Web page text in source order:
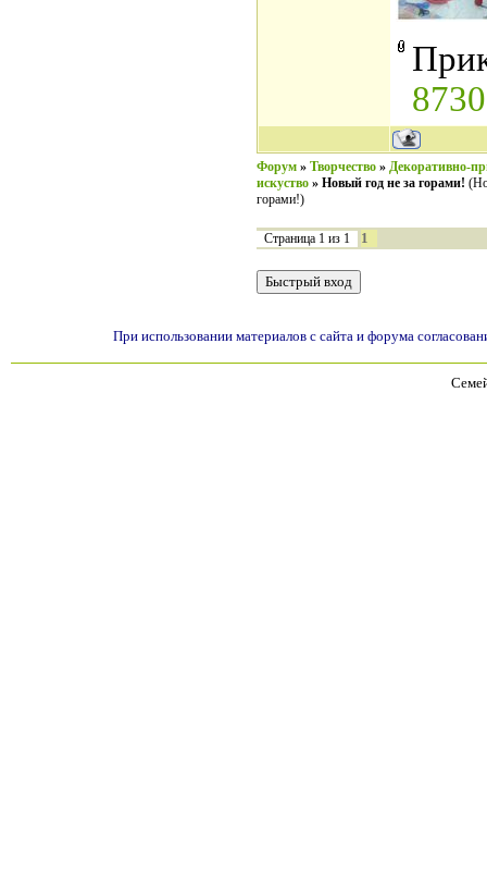
Форум » Творчество » Декоративно-
искуство » Новый год не за горами!
горами!)
Страница 1 из 1 1
При использовании материалов с сайта и форума